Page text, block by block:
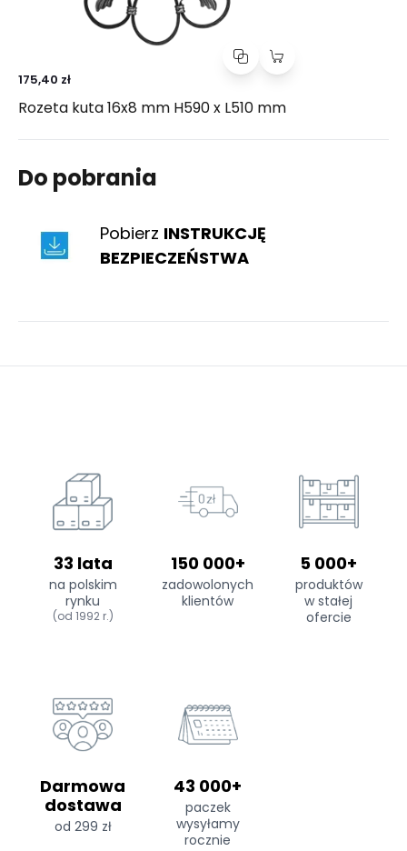
175,40 zł
Rozeta kuta 16x8 mm H590 x L510 mm
Do pobrania
Pobierz INSTRUKCJĘ
BEZPIECZEŃSTWA
33 lata
na polskim
rynku
(od 1992 r.)
150 000+
zadowolonych
klientów
5 000+
produktów
w stałej
ofercie
Darmowa
dostawa
od 299 zł
43 000+
paczek
wysyłamy
rocznie